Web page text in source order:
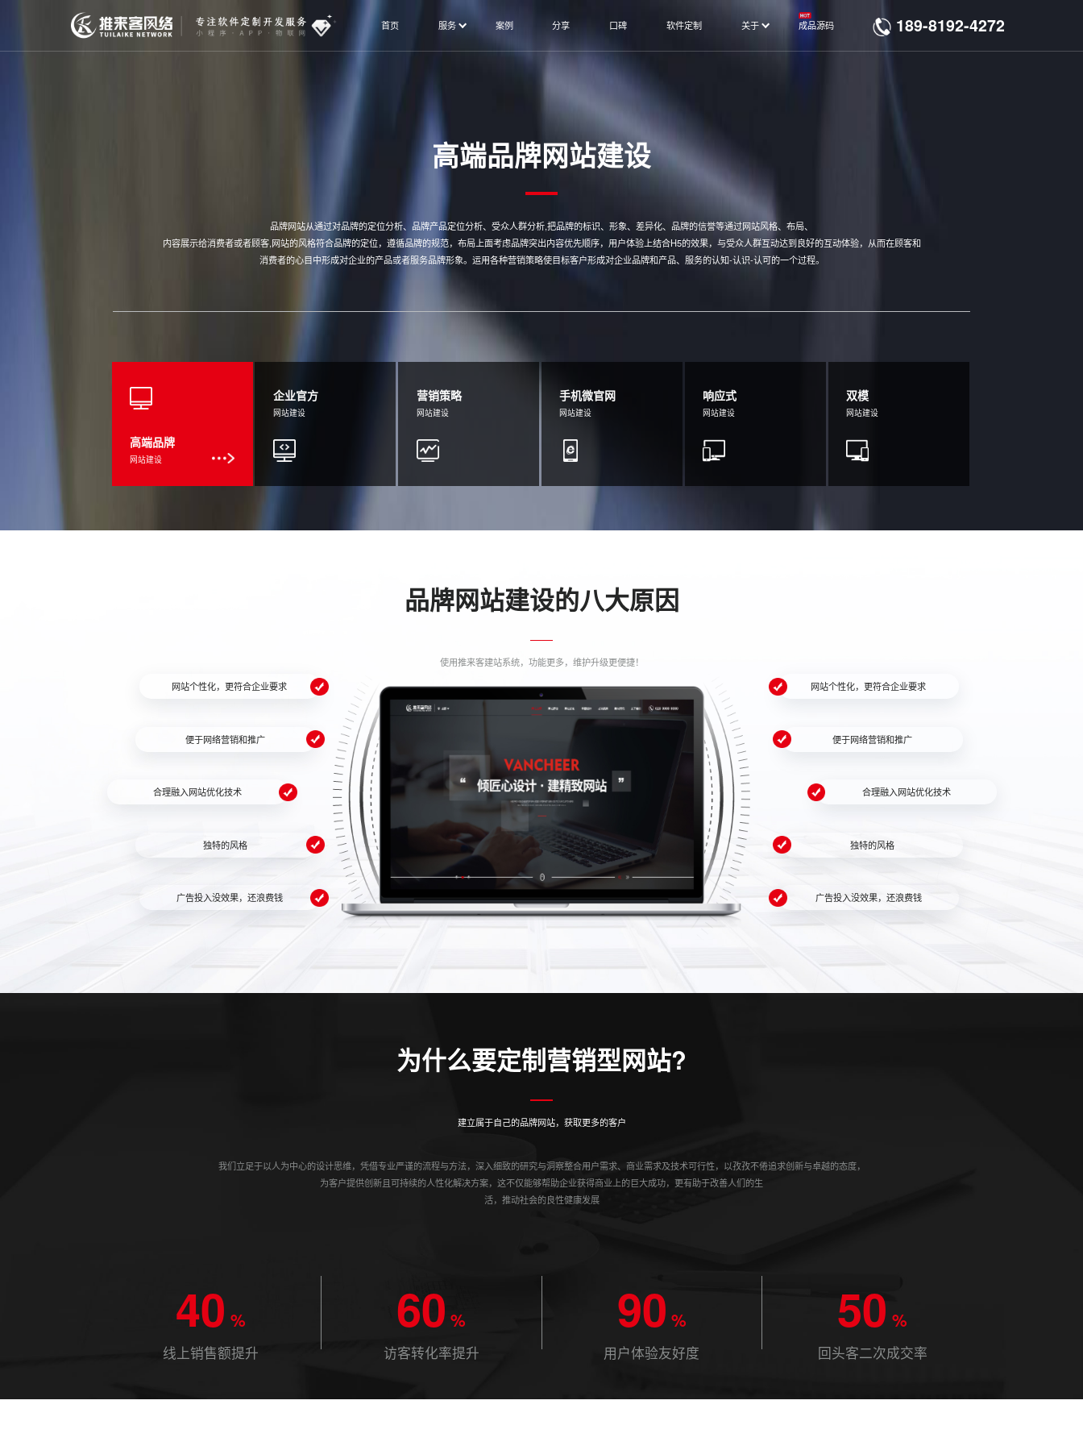
首页 服务 案例 分享 口碑 软件定制 关于 成品源码 189-8192-4272
高端品牌网站建设
品牌网站从通过对品牌的定位分析、品牌产品定位分析、受众人群分析,把品牌的标识、形象、差异化、品牌的信誉等通过网站风格、布局、
内容展示给消费者或者顾客,网站的风格符合品牌的定位，遵循品牌的规范，布局上面考虑品牌突出内容优先顺序，用户体验上结合H5的效果，与受众人群互动达到良好的互动体验，从而在顾客和
消费者的心目中形成对企业的产品或者服务品牌形象。运用各种营销策略使目标客户形成对企业品牌和产品、服务的认知-认识-认可的一个过程。
高端品牌
网站建设
企业官方
网站建设
营销策略
网站建设
手机微官网
网站建设
响应式
网站建设
双模
网站建设
品牌网站建设的八大原因
使用推来客建站系统，功能更多，维护升级更便捷！
网站个性化，更符合企业要求
便于网络营销和推广
合理融入网站优化技术
独特的风格
广告投入没效果，还浪费钱
网站个性化，更符合企业要求
便于网络营销和推广
合理融入网站优化技术
独特的风格
广告投入没效果，还浪费钱
为什么要定制营销型网站?
建立属于自己的品牌网站，获取更多的客户
我们立足于以人为中心的设计思维，凭借专业严谨的流程与方法，深入细致的研究与洞察整合用户需求、商业需求及技术可行性，以孜孜不倦追求创新与卓越的态度，
为客户提供创新且可持续的人性化解决方案，这不仅能够帮助企业获得商业上的巨大成功，更有助于改善人们的生
活，推动社会的良性健康发展
40 %
线上销售额提升
60 %
访客转化率提升
90 %
用户体验友好度
50 %
回头客二次成交率